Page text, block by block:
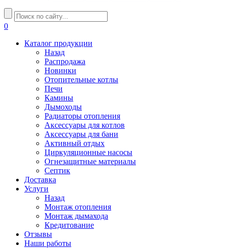
0
Каталог продукции
Назад
Распродажа
Новинки
Отопительные котлы
Печи
Камины
Дымоходы
Радиаторы отопления
Аксессуары для котлов
Аксессуары для бани
Активный отдых
Циркуляционные насосы
Огнезащитные материалы
Септик
Доставка
Услуги
Назад
Монтаж отопления
Монтаж дымахода
Кредитование
Отзывы
Наши работы